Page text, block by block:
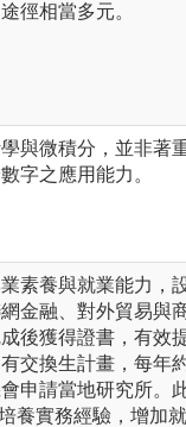
徑相當多元。
與微積分，並非著
字之應用能力。
素養與就業能力，
金融、對外貿易與
後獲得證書，有效
交換生計畫，每年
申請當地研究所。
養實務經驗，增加